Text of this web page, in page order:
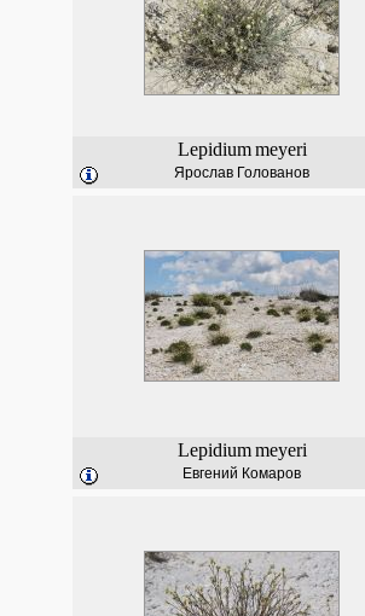
Lepidium meyeri
Ярослав Голованов
Lepidium meyeri
Евгений Комаров